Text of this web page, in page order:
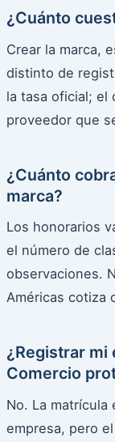
¿Cuánto
Crear la marca,
distinto de
la tasa oficial; el
proveedor que
¿Cuánto
marca?
Los honorarios
el número de
observaciones.
Américas cotiza
¿Registrar mi
Comercio
No. La matrícula
empresa, pero